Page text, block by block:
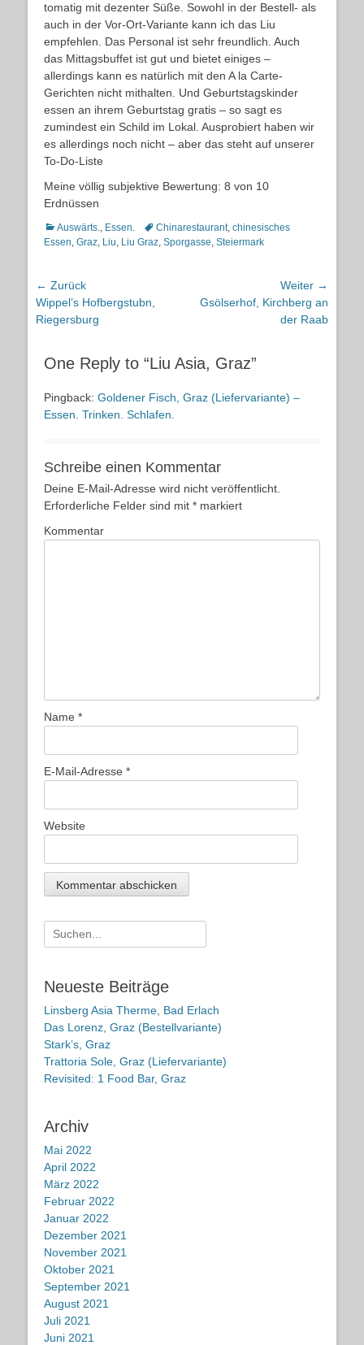
tomatig mit dezenter Süße. Sowohl in der Bestell- als
auch in der Vor-Ort-Variante kann ich das Liu
empfehlen. Das Personal ist sehr freundlich. Auch
das Mittagsbuffet ist gut und bietet einiges –
allerdings kann es natürlich mit den A la Carte-
Gerichten nicht mithalten. Und Geburtstagskinder
essen an ihrem Geburtstag gratis – so sagt es
zumindest ein Schild im Lokal. Ausprobiert haben wir
es allerdings noch nicht – aber das steht auf unserer
To-Do-Liste
Meine völlig subjektive Bewertung: 8 von 10
Erdnüssen
Kategorien
Auswärts., Essen. Schlagworte
Chinarestaurant, chinesisches
Essen, Graz, Liu, Liu Graz, Sporgasse, Steiermark
Beitragsnavigation
← Zurück
Vorheriger
Beitrag:
Wippel’s Hofbergstubn,
Riegersburg
Weiter →
Nächster
Gsölserhof, Kirchberg an
der Raab
One Reply to “Liu Asia, Graz”
Pingback: Goldener Fisch, Graz (Liefervariante) –
Essen. Trinken. Schlafen.
Schreibe einen Kommentar
Deine E-Mail-Adresse wird nicht veröffentlicht.
Erforderliche Felder sind mit * markiert
Kommentar
Name *
E-Mail-Adresse *
Website
Suche
nach:
Neueste Beiträge
Linsberg Asia Therme, Bad Erlach
Das Lorenz, Graz (Bestellvariante)
Stark’s, Graz
Trattoria Sole, Graz (Liefervariante)
Revisited: 1 Food Bar, Graz
Archiv
Mai 2022
April 2022
März 2022
Februar 2022
Januar 2022
Dezember 2021
November 2021
Oktober 2021
September 2021
August 2021
Juli 2021
Juni 2021